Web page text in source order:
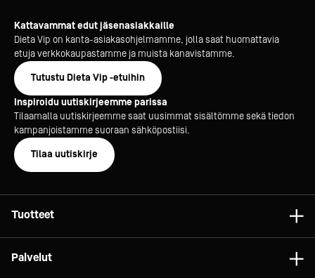
Kattavammat edut jäsenasiakkaille
Dieta Vip on kanta-asiakasohjelmamme, jolla saat huomattavia
etuja verkkokaupastamme ja muista kanavistamme.
Tutustu Dieta Vip -etuihin
Inspiroidu uutiskirjeemme parissa
Tilaamalla uutiskirjeemme saat uusimmat sisältömme sekä tiedon
kampanjoistamme suoraan sähköpostiisi.
Tilaa uutiskirje
Tuotteet
Palvelut